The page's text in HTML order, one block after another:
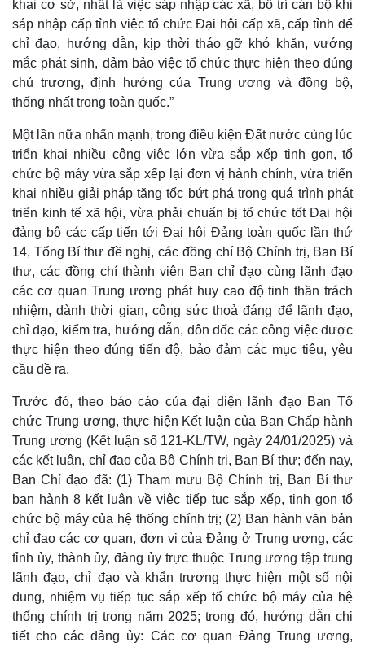
Doanh nghiệp
Thông tin doanh nghiệp
Doanh nghiệp 24h
Doanh nhân
Vì cộng đồng
Công nghệ
Sành điệu
Tin Công nghệ
Trải nghiệm
Chuyển đổi số
khai cơ sở, nhất là việc sáp nhập các xã, bố trí cán bộ khi
sáp nhập cấp tỉnh việc tổ chức Đại hội cấp xã, cấp tỉnh để
chỉ đạo, hướng dẫn, kịp thời tháo gỡ khó khăn, vướng
mắc phát sinh, đảm bảo việc tổ chức thực hiện theo đúng
chủ trương, định hướng của Trung ương và đồng bộ,
thống nhất trong toàn quốc.”
Một lần nữa nhấn mạnh, trong điều kiện Đất nước cùng lúc
triển khai nhiều công việc lớn vừa sắp xếp tinh gọn, tổ
chức bộ máy vừa sắp xếp lại đơn vị hành chính, vừa triển
khai nhiều giải pháp tăng tốc bứt phá trong quá trình phát
triển kinh tế xã hội, vừa phải chuẩn bị tổ chức tốt Đại hội
đảng bộ các cấp tiến tới Đại hội Đảng toàn quốc lần thứ
14, Tổng Bí thư đề nghị, các đồng chí Bộ Chính trị, Ban Bí
thư, các đồng chí thành viên Ban chỉ đạo cùng lãnh đạo
các cơ quan Trung ương phát huy cao độ tinh thần trách
nhiệm, dành thời gian, công sức thoả đáng để lãnh đạo,
chỉ đạo, kiểm tra, hướng dẫn, đôn đốc các công việc được
thực hiện theo đúng tiến độ, bảo đảm các mục tiêu, yêu
cầu đề ra.
Trước đó, theo báo cáo của đại diện lãnh đạo Ban Tổ
chức Trung ương, thực hiện Kết luận của Ban Chấp hành
Trung ương (Kết luận số 121-KL/TW, ngày 24/01/2025) và
các kết luận, chỉ đạo của Bộ Chính trị, Ban Bí thư; đến nay,
Ban Chỉ đạo đã: (1) Tham mưu Bộ Chính trị, Ban Bí thư
ban hành 8 kết luận về việc tiếp tục sắp xếp, tinh gọn tổ
chức bộ máy của hệ thống chính trị; (2) Ban hành văn bản
chỉ đạo các cơ quan, đơn vị của Đảng ở Trung ương, các
tỉnh ủy, thành ủy, đảng ủy trực thuộc Trung ương tập trung
lãnh đạo, chỉ đạo và khẩn trương thực hiện một số nội
dung, nhiệm vụ tiếp tục sắp xếp tổ chức bộ máy của hệ
thống chính trị trong năm 2025; trong đó, hướng dẫn chi
tiết cho các đảng ủy: Các cơ quan Đảng Trung ương,